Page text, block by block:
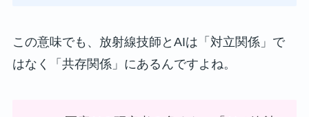
この意味でも、放射線技師とAIは「対立関係」で
はなく「共存関係」にあるんですよね。